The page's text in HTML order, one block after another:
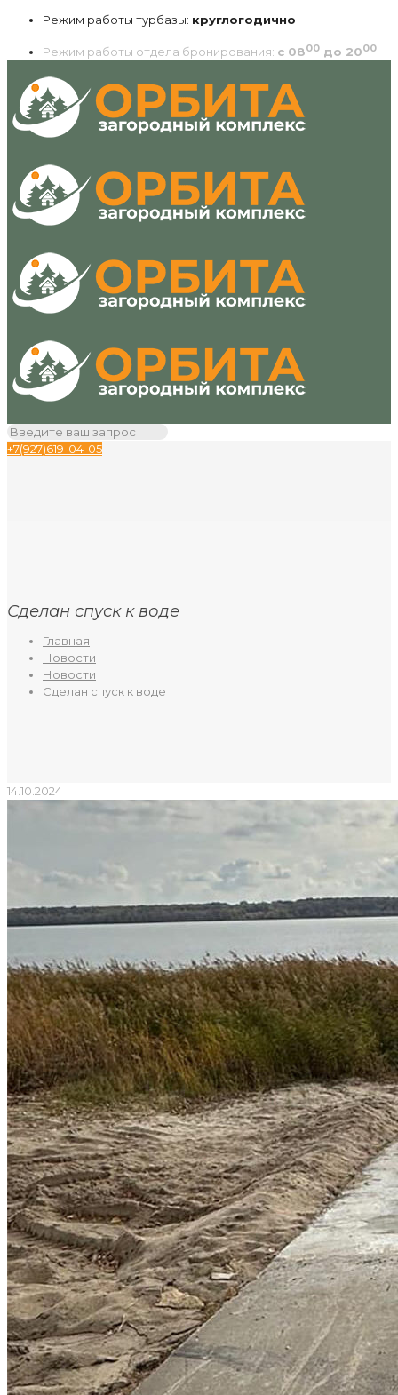
Режим работы турбазы: круглогодично
Режим работы отдела бронирования: с 0800 до 2000
+7(927)619-04-05
Сделан спуск к воде
Главная
Новости
Новости
Сделан спуск к воде
14.10.2024